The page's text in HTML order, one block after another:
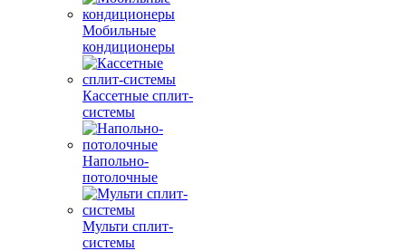
Мобильные
кондиционеры
Кассетные сплит-
системы
Напольно-
потолочные
Мульти сплит-
системы